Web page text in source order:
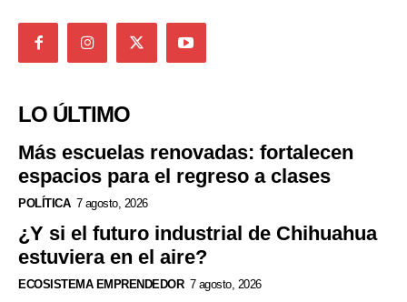
LO ÚLTIMO
Más escuelas renovadas: fortalecen
espacios para el regreso a clases
POLÍTICA 7 agosto, 2026
¿Y si el futuro industrial de Chihuahua
estuviera en el aire?
ECOSISTEMA EMPRENDEDOR 7 agosto, 2026